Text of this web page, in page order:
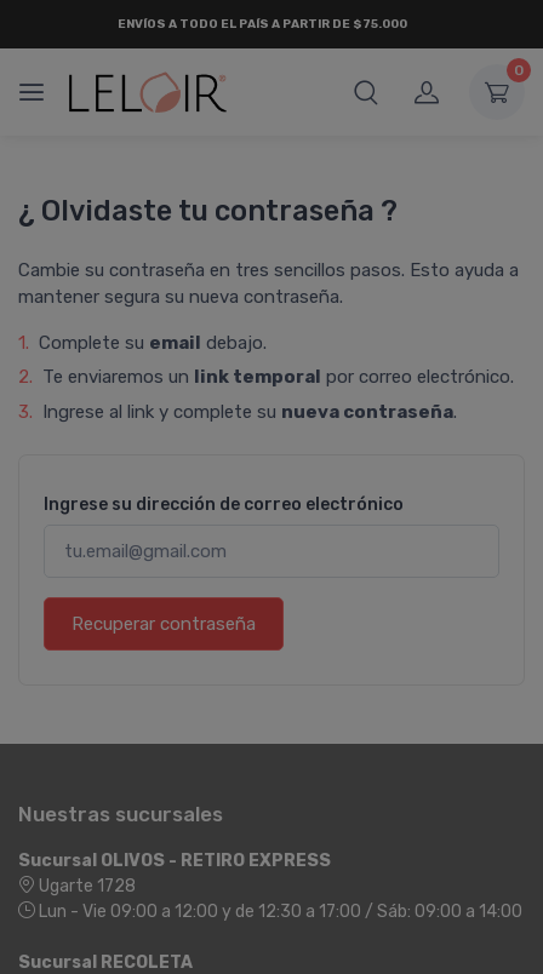
ENVÍOS A TODO EL PAÍS A PARTIR DE $75.000
0
¿ Olvidaste tu contraseña ?
Cambie su contraseña en tres sencillos pasos. Esto ayuda a
mantener segura su nueva contraseña.
1. Complete su email debajo.
2. Te enviaremos un link temporal por correo electrónico.
3. Ingrese al link y complete su nueva contraseña.
Ingrese su dirección de correo electrónico
Recuperar contraseña
Nuestras sucursales
Sucursal OLIVOS - RETIRO EXPRESS
Ugarte 1728
Lun - Vie 09:00 a 12:00 y de 12:30 a 17:00 / Sáb: 09:00 a 14:00
Sucursal RECOLETA